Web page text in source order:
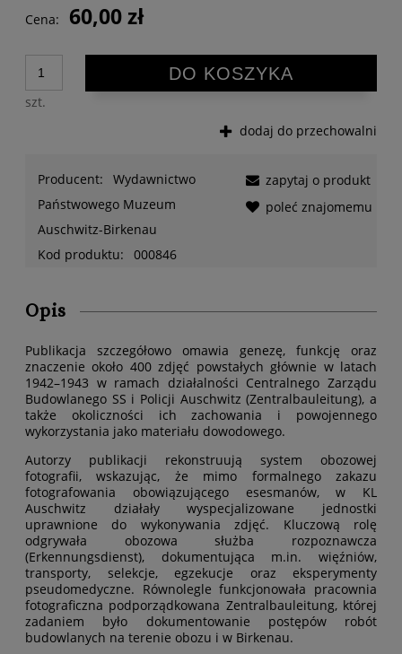
Cena: 60,00 zł
szt.
DO KOSZYKA
dodaj do przechowalni
Producent:
Wydawnictwo
Państwowego Muzeum
Auschwitz-Birkenau
Kod produktu:
000846
zapytaj o produkt
poleć znajomemu
Opis
Publikacja szczegółowo omawia genezę, funkcję oraz
znaczenie około 400 zdjęć powstałych głównie w latach
1942–1943 w ramach działalności Centralnego Zarządu
Budowlanego SS i Policji Auschwitz (Zentralbauleitung), a
także okoliczności ich zachowania i powojennego
wykorzystania jako materiału dowodowego.
Autorzy publikacji rekonstruują system obozowej
fotografii, wskazując, że mimo formalnego zakazu
fotografowania obowiązującego esesmanów, w KL
Auschwitz działały wyspecjalizowane jednostki
uprawnione do wykonywania zdjęć. Kluczową rolę
odgrywała obozowa służba rozpoznawcza
(Erkennungsdienst), dokumentująca m.in. więźniów,
transporty, selekcje, egzekucje oraz eksperymenty
pseudomedyczne. Równolegle funkcjonowała pracownia
fotograficzna podporządkowana Zentralbauleitung, której
zadaniem było dokumentowanie postępów robót
budowlanych na terenie obozu i w Birkenau.